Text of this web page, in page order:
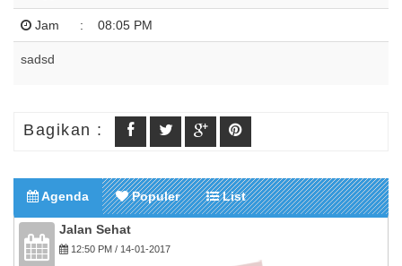
Jam : 08:05 PM
sadsd
Bagikan :
Agenda Populer List
Jalan Sehat
12:50 PM / 14-01-2017